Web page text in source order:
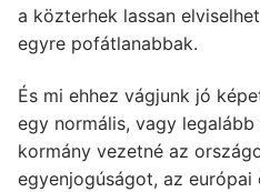
a közterhek lassan
egyre pofátlanabbak.
És mi ehhez vágjunk jó
egy normális, vagy legalább
kormány vezetné az
egyenjogúságot, az